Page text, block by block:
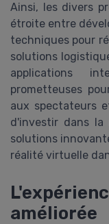
Ainsi, les divers
étroite entre
techniques pour
solutions
applications
prometteuses
aux spectateurs
d'investir dans la
solutions
réalité virtuelle
améliorée